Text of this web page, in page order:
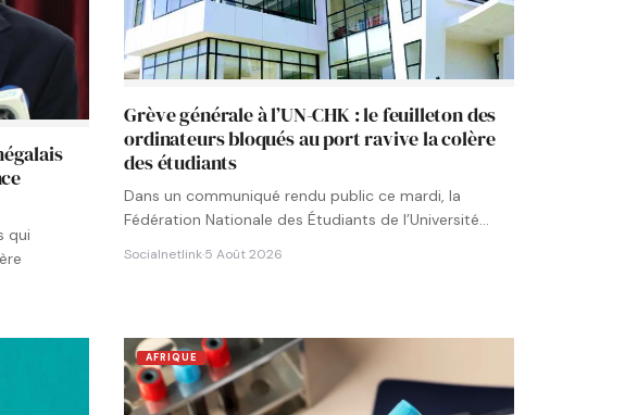
qui
Grève générale à l’UN-CHK : le feuilleton des
ordinateurs bloqués au port ravive la colère
des étudiants
Dans un communiqué rendu public ce mardi, la
Fédération Nationale des Étudiants de l’Université
Socialnetlink·5 Août 2026
AFRIQUE